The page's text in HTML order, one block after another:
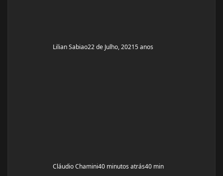
Lilian Sabiao22 de Julho, 20215 anos
Cláudio Chamini40 minutos atrás40 min